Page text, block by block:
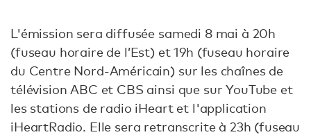
L'émission sera diffusée samedi 8 mai à 20h
(fuseau horaire de l’Est) et 19h (fuseau horaire
du Centre Nord-Américain) sur les chaînes de
télévision ABC et CBS ainsi que sur YouTube et
les stations de radio iHeart et l'application
iHeartRadio. Elle sera retranscrite à 23h (fuseau